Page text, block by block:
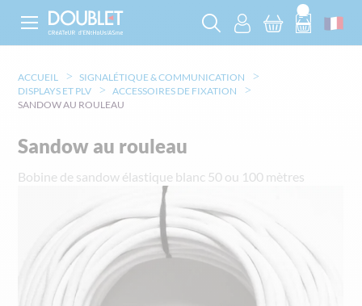
ACCUEIL
SIGNALÉTIQUE & COMMUNICATION
DISPLAYS ET PLV
ACCESSOIRES DE FIXATION
SANDOW AU ROULEAU
Sandow au rouleau
Bobine de sandow élastique blanc 50 ou 100 mètres